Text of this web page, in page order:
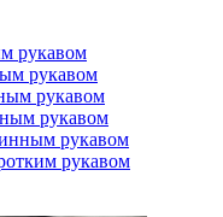
рукавом
рукавом
рукавом
рукавом
рукавом
рукавом